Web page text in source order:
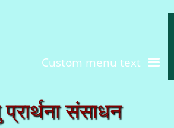
Custom menu text
संसाधन